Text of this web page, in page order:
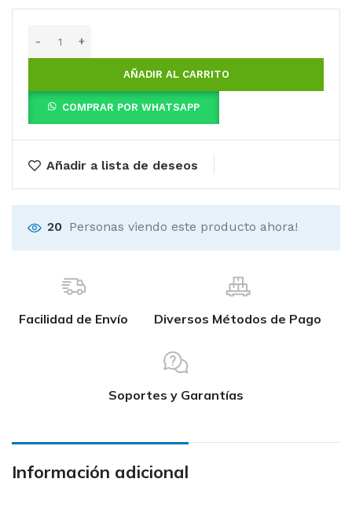
AÑADIR AL CARRITO
COMPRAR POR WHATSAPP
Añadir a lista de deseos
20 Personas viendo este producto ahora!
Facilidad de Envío Diversos Métodos de Pago
Soportes y Garantías
Información adicional